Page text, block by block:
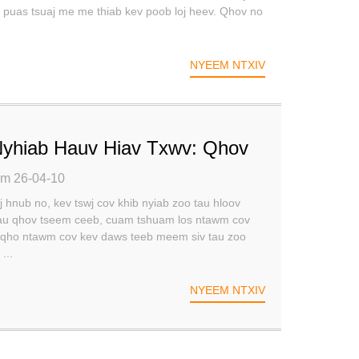
tsuaj me me thiab kev poob loj heev. Qhov no
NYEEM NTXIV
Hauv Hiav Txwv: Qhov
Tswj Xyuas Cov Khib
Raws Cai Hauv Hiav Txwv
26-04-10
hnub no, kev tswj cov khib nyiab zoo tau hloov
qhov tseem ceeb, cuam tshuam los ntawm cov
ntawm cov kev daws teeb meem siv tau zoo
NYEEM NTXIV